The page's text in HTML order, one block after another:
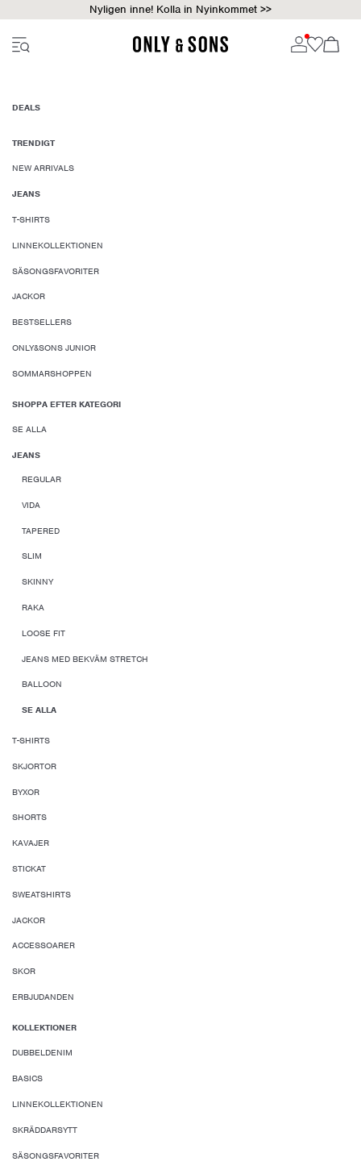
Nyligen inne! Kolla in Nyinkommet >>
DEALS
TRENDIGT
NEW ARRIVALS
JEANS
T-SHIRTS
LINNEKOLLEKTIONEN
SÄSONGSFAVORITER
JACKOR
BESTSELLERS
ONLY&SONS JUNIOR
SOMMARSHOPPEN
SHOPPA EFTER KATEGORI
SE ALLA
JEANS
REGULAR
VIDA
TAPERED
SLIM
SKINNY
RAKA
LOOSE FIT
JEANS MED BEKVÄM STRETCH
BALLOON
SE ALLA
T-SHIRTS
SKJORTOR
BYXOR
SHORTS
KAVAJER
STICKAT
SWEATSHIRTS
JACKOR
ACCESSOARER
SKOR
ERBJUDANDEN
KOLLEKTIONER
DUBBELDENIM
BASICS
LINNEKOLLEKTIONEN
SKRÄDDARSYTT
SÄSONGSFAVORITER